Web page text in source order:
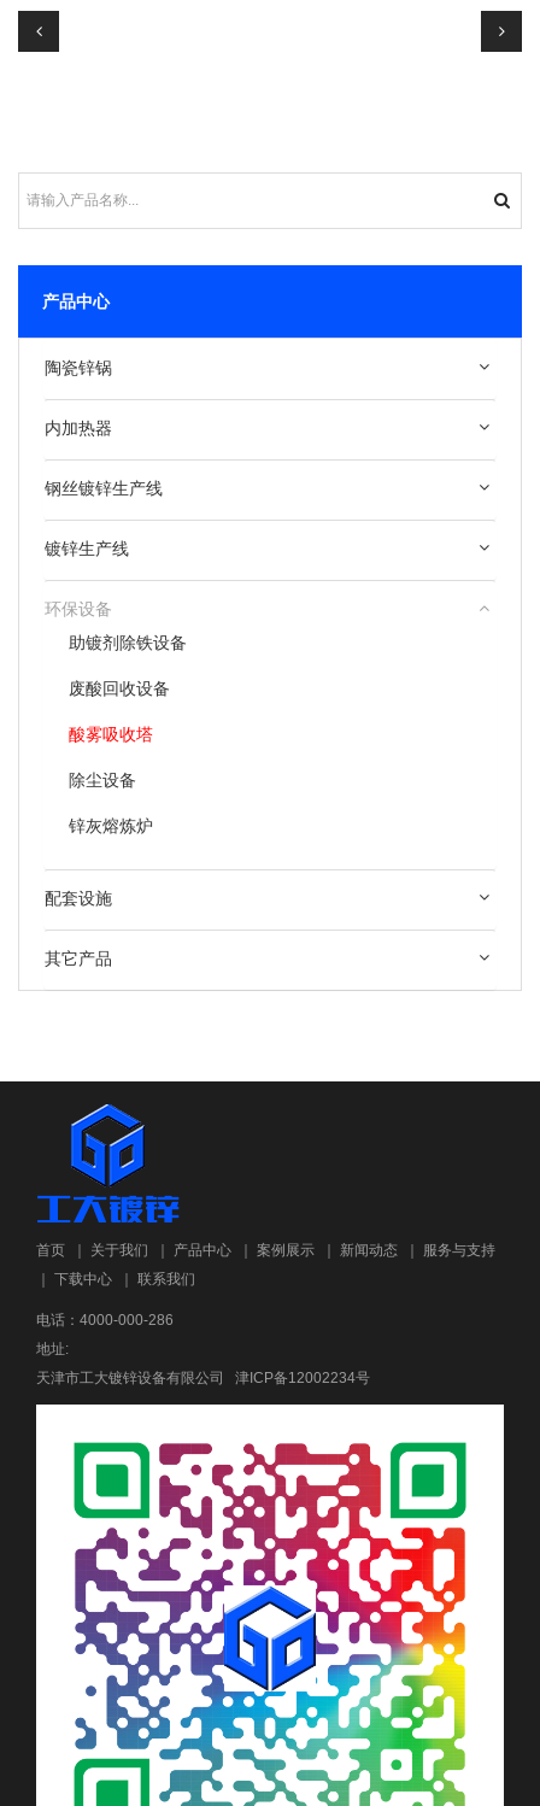
产品中心
陶瓷锌锅
内加热器
钢丝镀锌生产线
镀锌生产线
环保设备
助镀剂除铁设备
废酸回收设备
酸雾吸收塔
除尘设备
锌灰熔炼炉
配套设施
其它产品
首页 关于我们 产品中心 案例展示 新闻动态
服务与支持
下载中心 联系我们
电话：4000-000-286
地址:
天津市工大镀锌设备有限公司 津ICP备12002234号